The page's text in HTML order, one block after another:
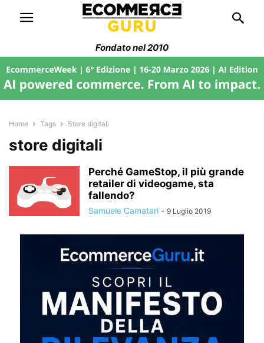
Fondato nel 2010
Home Tags Store digitali
store digitali
Perché GameStop, il più grande
retailer di videogame, sta
fallendo?
Samuele Camatari - 9 Luglio 2019